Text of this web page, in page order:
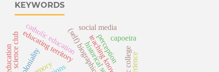
KEYWORDS
educating territory
catholic education
science club perceptioncapoeira
social media